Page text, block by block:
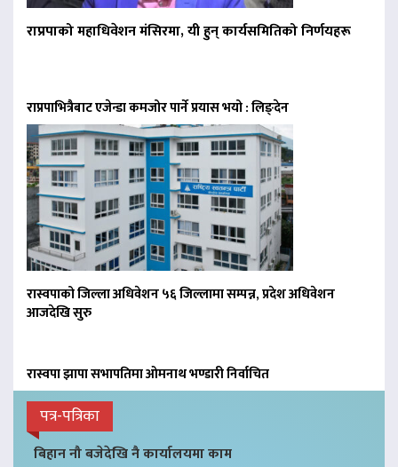
राप्रपाको महाधिवेशन मंसिरमा, यी हुन् कार्यसमितिको निर्णयहरू
राप्रपाभित्रैबाट एजेन्डा कमजोर पार्ने प्रयास भयो : लिङ्देन
रास्वपाको जिल्ला अधिवेशन ५६ जिल्लामा सम्पन्न, प्रदेश अधिवेशन
आजदेखि सुरु
रास्वपा झापा सभापतिमा ओमनाथ भण्डारी निर्वाचित
पत्र-पत्रिका
बिहान नौ बजेदेखि नै कार्यालयमा काम